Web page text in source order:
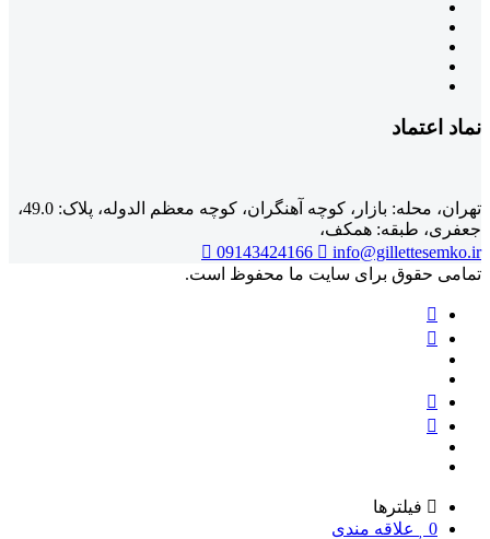
نماد اعتماد
تهران، محله: بازار، کوچه آهنگران، کوچه معظم الدوله، پلاک: 49.0،
جعفری، طبقه: همکف،
09143424166
info@gillettesemko.ir
تمامی حقوق برای سایت ما محفوظ است.
فیلترها
0
علاقه مندی